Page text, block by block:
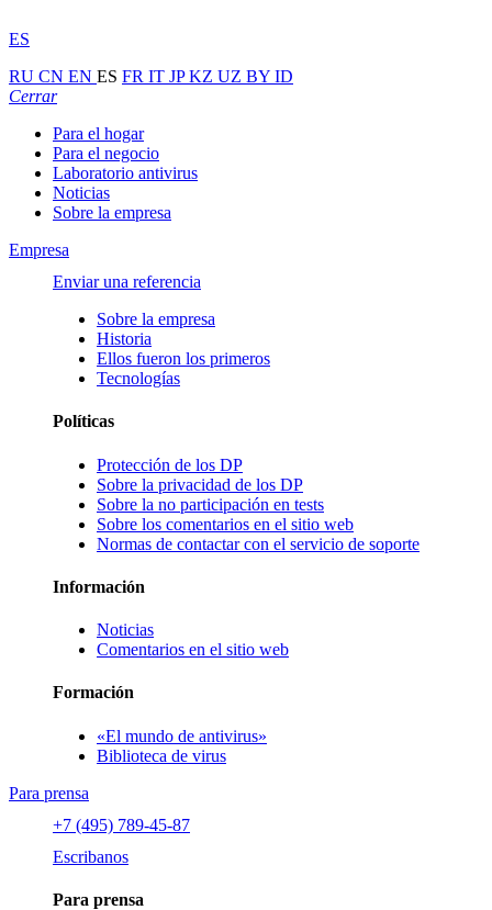
ES
RU CN EN ES FR IT JPKZ UZ BY ID
Cerrar
Para el hogar
Para el negocio
Laboratorio antivirus
Noticias
Sobre la empresa
Empresa
Enviar una referencia
Sobre la empresa
Historia
Ellos fueron los primeros
Tecnologías
Políticas
Protección de los DP
Sobre la privacidad de los DP
Sobre la no participación en tests
Sobre los comentarios en el sitio web
Normas de contactar con el servicio de soporte
Información
Noticias
Comentarios en el sitio web
Formación
«El mundo de antivirus»
Biblioteca de virus
Para prensa
+7 (495) 789-45-87
Escribanos
Para prensa